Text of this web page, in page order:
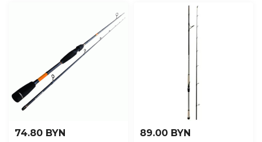
74.80 BYN 89.00 BYN